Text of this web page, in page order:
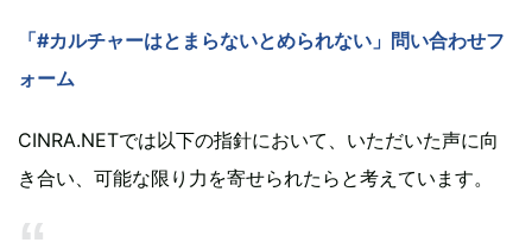
「#カルチャーはとまらないとめられない」問い合わせフ
ォーム
CINRA.NETでは以下の指針において、いただいた声に向
き合い、可能な限り力を寄せられたらと考えています。